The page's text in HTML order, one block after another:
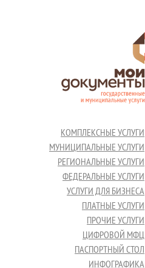
КОМПЛЕКСНЫЕ УСЛУГИ
МУНИЦИПАЛЬНЫЕ УСЛУГИ
РЕГИОНАЛЬНЫЕ УСЛУГИ
ФЕДЕРАЛЬНЫЕ УСЛУГИ
УСЛУГИ ДЛЯ БИЗНЕСА
ПЛАТНЫЕ УСЛУГИ
ПРОЧИЕ УСЛУГИ
ЦИФРОВОЙ МФЦ
ПАСПОРТНЫЙ СТОЛ
ИНФОГРАФИКА